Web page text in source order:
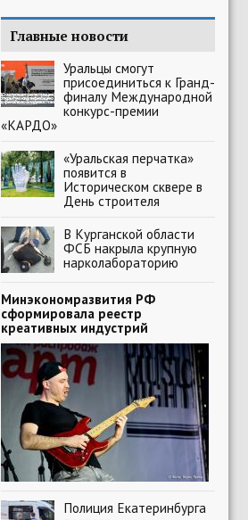
Главные новости
Уральцы смогут
присоединиться к Гранд-
финалу Международной
конкурс-премии
«КАРДО»
«Уральская перчатка»
появится в
Историческом сквере в
День строителя
В Курганской области
ФСБ накрыла крупную
нарколабораторию
Минэкономразвития РФ
сформировала реестр
креативных индустрий
Полиция Екатеринбурга